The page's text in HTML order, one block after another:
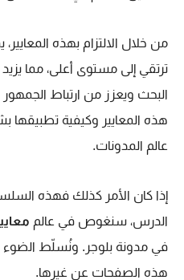
من خلال الالتزام بهذه
ترتقي إلى مستوى أعلى، مما
البحث ويعزز من ارتباط
هذه المعايير وكيفية تطبيقها
عالم المدونات.
إذا كان الأمر كذلك فهذه
الدرس، سنغوص في عالم
في مدونة بلوجر. ونُسلّط الضوء
هذه الصفحات عن غيرها.